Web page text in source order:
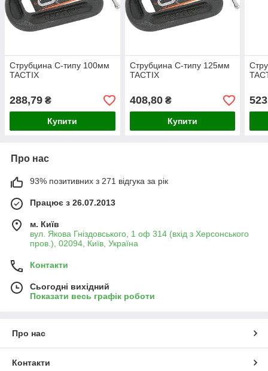
Струбцина C-типу 100мм
TACTIX
288,79 ₴
Купити
Струбцина C-типу 125мм
TACTIX
408,80₴
Купити
Про нас
93% позитивних з 271 відгука за рік
Працює з 26.07.2013
м. Київ
вул. Якова Гніздовського, 1 оф 314 (вхід з Херсонського
пров.), 02094, Київ, Україна
Контакти
Сьогодні вихідний
Показати весь графік роботи
Про нас
Контакти